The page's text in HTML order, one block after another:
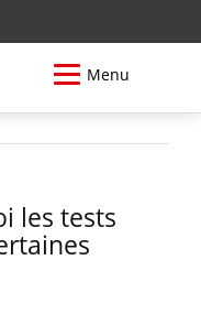
Menu
les tests